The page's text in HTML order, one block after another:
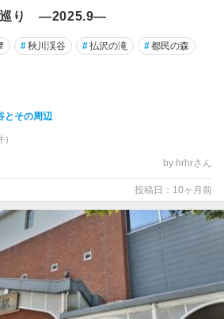
巡り ―2025.9―
#秋川渓谷 #払沢の滝 #都民の森
とその周辺
by hrhrさん
投稿日：10ヶ月前